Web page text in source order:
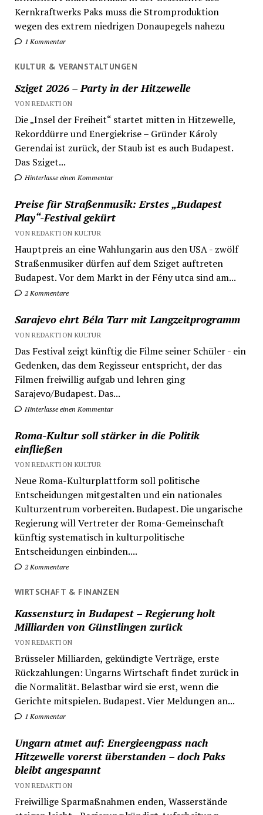
Kernkraftwerks Paks muss die Stromproduktion
wegen des extrem niedrigen Donaupegels nahezu
1 Kommentar
KULTUR & VERANSTALTUNGEN
Sziget 2026 – Party in der Hitzewelle
VON REDAKTION
Die „Insel der Freiheit“ startet mitten in Hitzewelle,
Rekorddürre und Energiekrise – Gründer Károly
Gerendai ist zurück, der Staub ist es auch Budapest.
Das Sziget...
Hinterlasse einen Kommentar
Preise für Straßenmusik: Erstes „Budapest
Play“-Festival gekürt
VON REDAKTION KULTUR
Hauptpreis an eine Wahlungarin aus den USA - zwölf
Straßenmusiker dürfen auf dem Sziget auftreten
Budapest. Vor dem Markt in der Fény utca sind am...
2 Kommentare
Sarajevo ehrt Béla Tarr mit Langzeitprogramm
VON REDAKTION KULTUR
Das Festival zeigt künftig die Filme seiner Schüler - ein
Gedenken, das dem Regisseur entspricht, der das
Filmen freiwillig aufgab und lehren ging
Sarajevo/Budapest. Das...
Hinterlasse einen Kommentar
Roma-Kultur soll stärker in die Politik
einfließen
VON REDAKTION KULTUR
Neue Roma-Kulturplattform soll politische
Entscheidungen mitgestalten und ein nationales
Kulturzentrum vorbereiten. Budapest. Die ungarische
Regierung will Vertreter der Roma-Gemeinschaft
künftig systematisch in kulturpolitische
Entscheidungen einbinden....
2 Kommentare
WIRTSCHAFT & FINANZEN
Kassensturz in Budapest – Regierung holt
Milliarden von Günstlingen zurück
VON REDAKTION
Brüsseler Milliarden, gekündigte Verträge, erste
Rückzahlungen: Ungarns Wirtschaft findet zurück in
die Normalität. Belastbar wird sie erst, wenn die
Gerichte mitspielen. Budapest. Vier Meldungen an...
1 Kommentar
Ungarn atmet auf: Energieengpass nach
Hitzewelle vorerst überstanden – doch Paks
bleibt angespannt
VON REDAKTION
Freiwillige Sparmaßnahmen enden, Wasserstände